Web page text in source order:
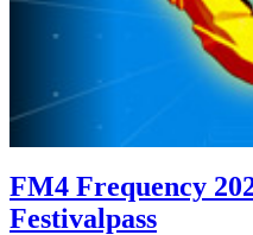
FM4 Frequency
Festivalpass